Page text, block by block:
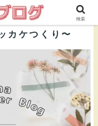
式ブログ
カケつくり〜
検索